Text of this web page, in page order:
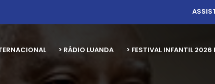
> RÁDIO LUANDA > FESTIVAL INFANTIL